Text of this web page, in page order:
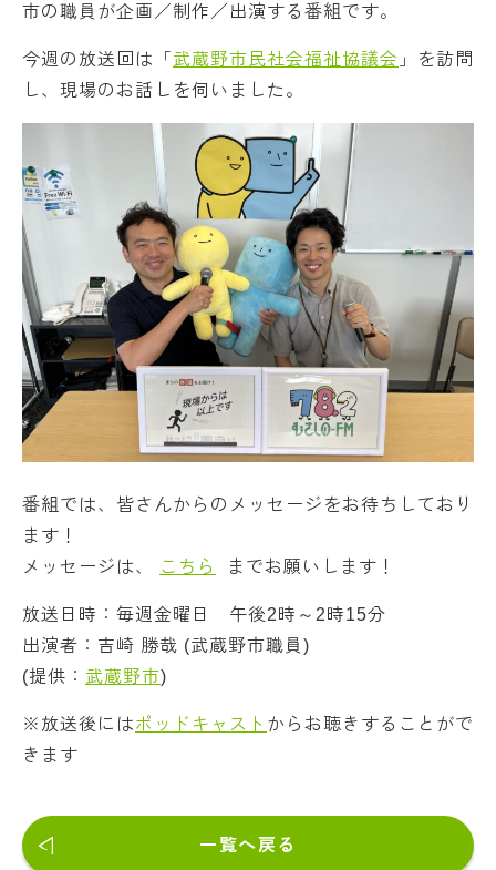
市の職員が企画／制作／出演する番組です。
今週の放送回は「 武蔵野市民社会福祉協議会 」を訪問
し、現場のお話しを伺いました。
番組では、皆さんからのメッセージをお待ちしており
ます！
メッセージは、
こちら までお願いします！
放送日時：毎週金曜日 午後2時～2時15分
出演者：吉崎 勝哉 (武蔵野市職員)
(提供： 武蔵野市)
※放送後にはポッドキャスト からお聴きすることがで
きます
一覧へ戻る